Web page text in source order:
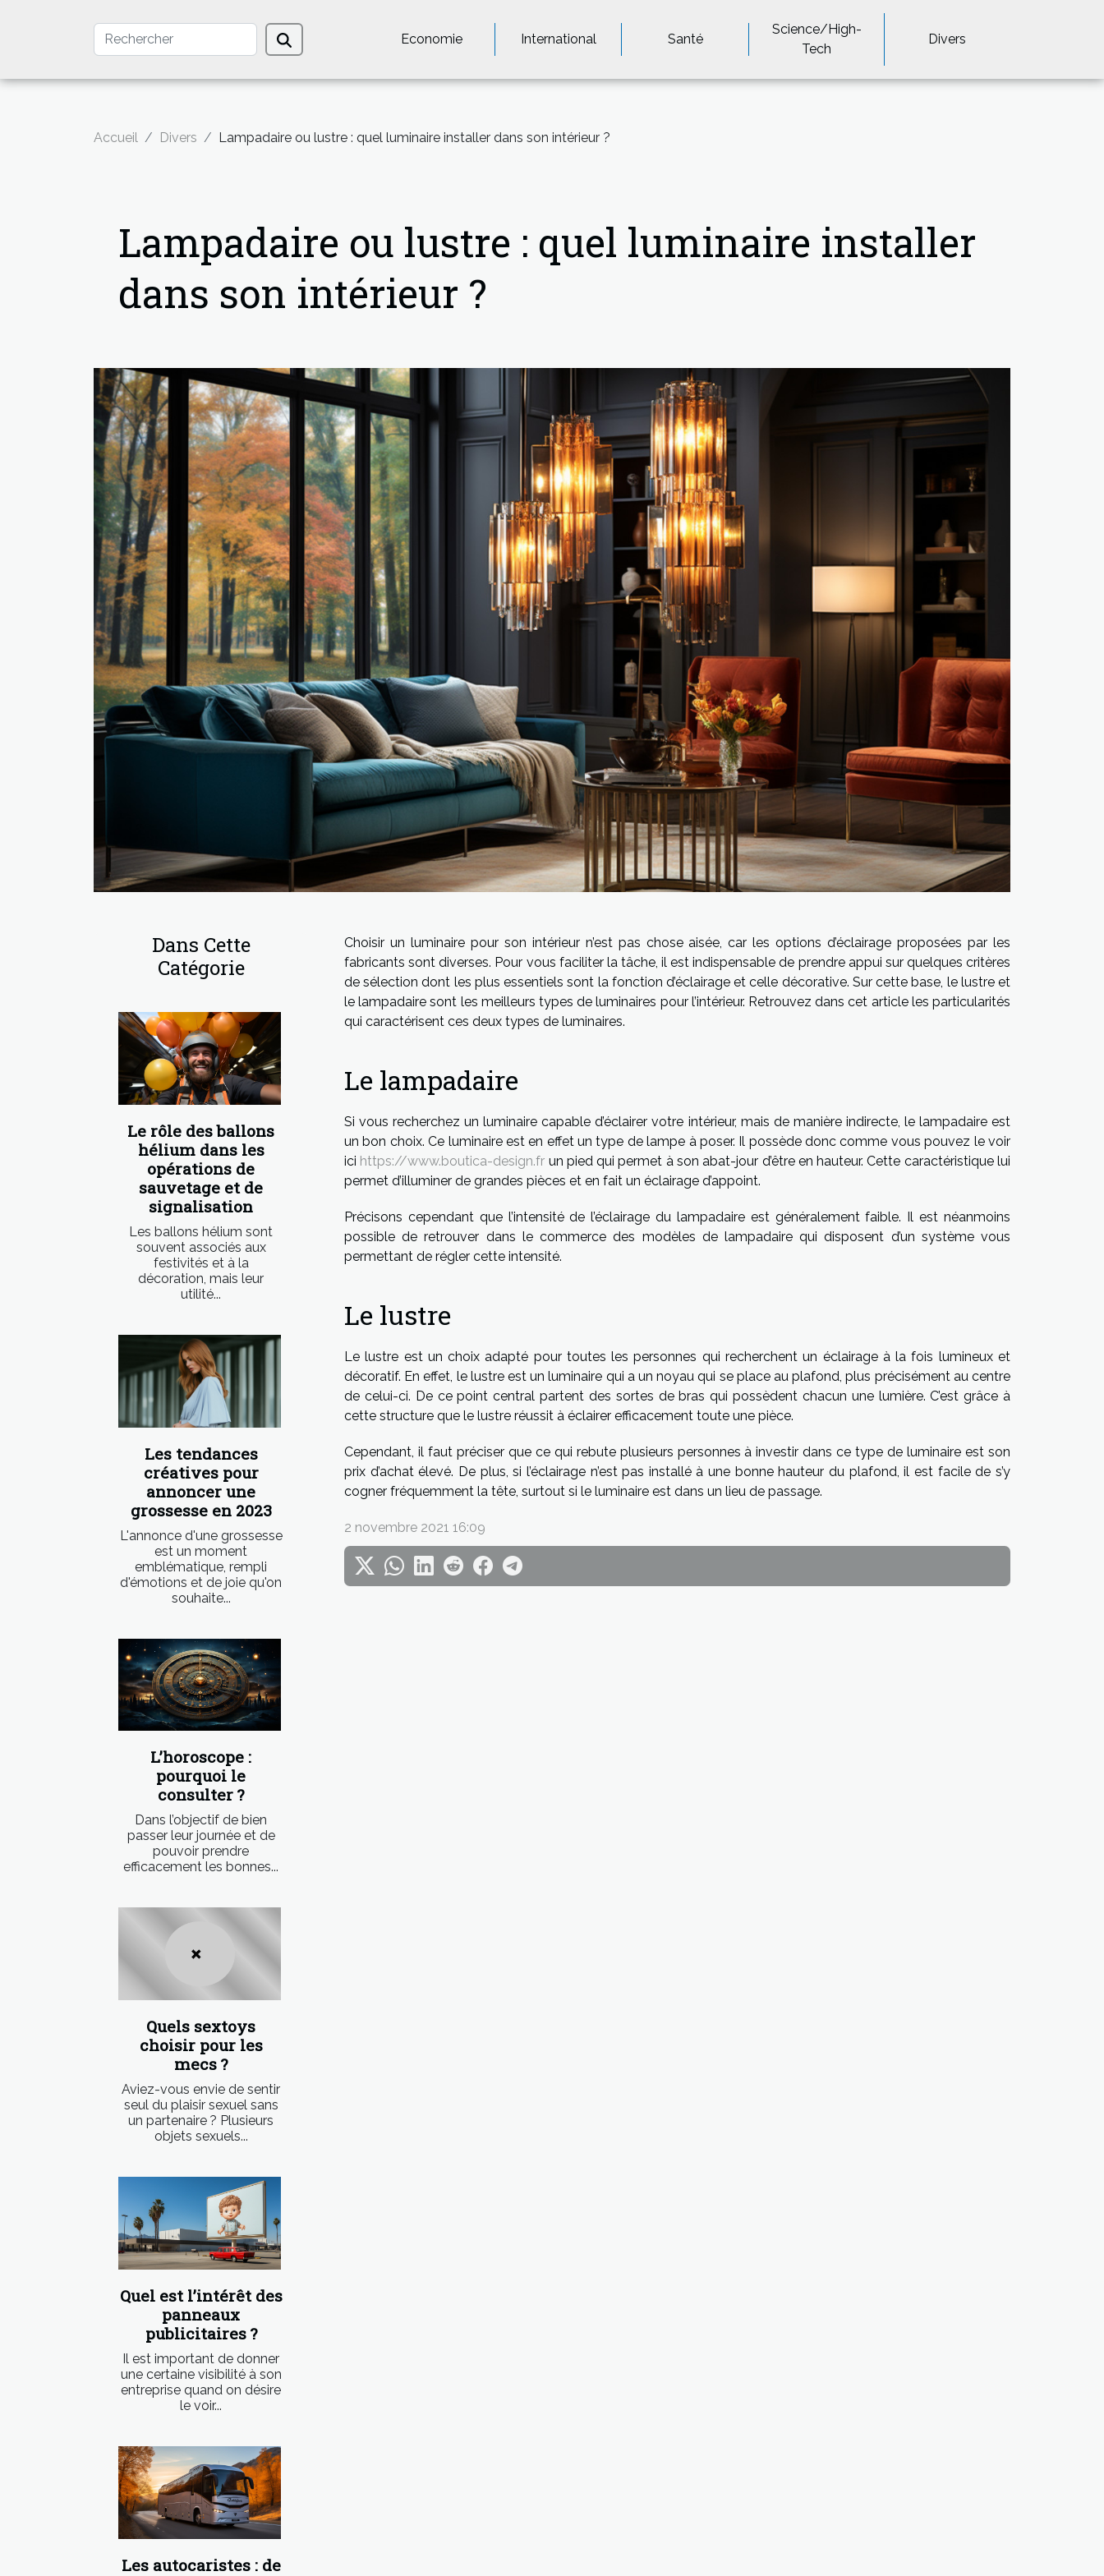
Economie International Santé
Science/High-
Tech
Divers
Accueil Divers Lampadaire ou lustre : quel luminaire installer dans son intérieur ?
Lampadaire ou lustre : quel luminaire installer
dans son intérieur ?
Dans Cette
Catégorie
Le rôle des ballons
hélium dans les
opérations de
sauvetage et de
signalisation
Les ballons hélium sont
souvent associés aux
festivités et à la
décoration, mais leur
utilité...
Les tendances
créatives pour
annoncer une
grossesse en 2023
L'annonce d'une grossesse
est un moment
emblématique, rempli
d'émotions et de joie qu'on
souhaite...
L’horoscope :
pourquoi le
consulter ?
Dans l’objectif de bien
passer leur journée et de
pouvoir prendre
efficacement les bonnes...
Quels sextoys
choisir pour les
mecs ?
Aviez-vous envie de sentir
seul du plaisir sexuel sans
un partenaire ? Plusieurs
objets sexuels...
Quel est l’intérêt des
panneaux
publicitaires ?
Il est important de donner
une certaine visibilité à son
entreprise quand on désire
le voir...
Les autocaristes : de
Choisir un luminaire pour son intérieur n’est pas chose aisée, car les options d’éclairage proposées par les
fabricants sont diverses. Pour vous faciliter la tâche, il est indispensable de prendre appui sur quelques critères
de sélection dont les plus essentiels sont la fonction d’éclairage et celle décorative. Sur cette base, le lustre et
le lampadaire sont les meilleurs types de luminaires pour l’intérieur. Retrouvez dans cet article les particularités
qui caractérisent ces deux types de luminaires.
Le lampadaire
Si vous recherchez un luminaire capable d’éclairer votre intérieur, mais de manière indirecte, le lampadaire est
un bon choix. Ce luminaire est en effet un type de lampe à poser. Il possède donc comme vous pouvez le voir
ici https://www.boutica-design.fr un pied qui permet à son abat-jour d’être en hauteur. Cette caractéristique lui
permet d’illuminer de grandes pièces et en fait un éclairage d’appoint.
Précisons cependant que l’intensité de l’éclairage du lampadaire est généralement faible. Il est néanmoins
possible de retrouver dans le commerce des modèles de lampadaire qui disposent d’un système vous
permettant de régler cette intensité.
Le lustre
Le lustre est un choix adapté pour toutes les personnes qui recherchent un éclairage à la fois lumineux et
décoratif. En effet, le lustre est un luminaire qui a un noyau qui se place au plafond, plus précisément au centre
de celui-ci. De ce point central partent des sortes de bras qui possèdent chacun une lumière. C’est grâce à
cette structure que le lustre réussit à éclairer efficacement toute une pièce.
Cependant, il faut préciser que ce qui rebute plusieurs personnes à investir dans ce type de luminaire est son
prix d’achat élevé. De plus, si l’éclairage n’est pas installé à une bonne hauteur du plafond, il est facile de s’y
cogner fréquemment la tête, surtout si le luminaire est dans un lieu de passage.
2 novembre 2021 16:09